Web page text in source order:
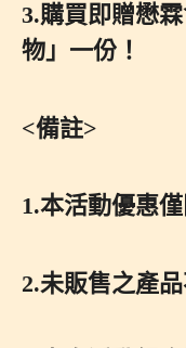
3.購買即贈懋
物」一份！
<備註>
1.本活動優惠
2.未販售之產